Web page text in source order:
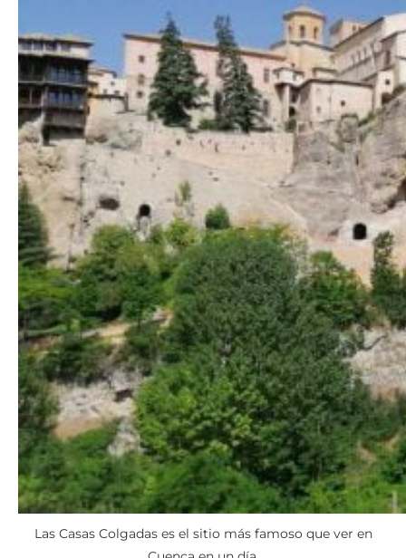
Las Casas Colgadas es el sitio más famoso que ver en